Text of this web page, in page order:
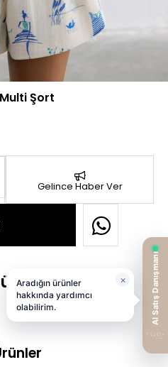
Şort
Gelince Haber Ver